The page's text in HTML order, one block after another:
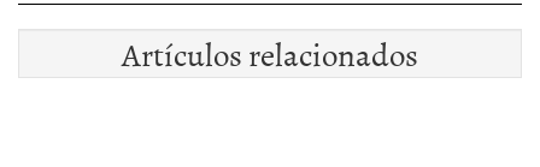
Artículos relacionados